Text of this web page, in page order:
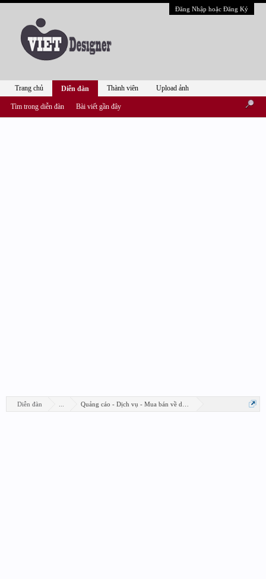
Đăng Nhập hoặc Đăng Ký
Diễn đàn Quảng cáo - Dịch vụ - Mua bán về design
Trang chủ Diễn đàn
Tìm trong diễn đàn Bài viết gần đây
Thành viên Upload ảnh